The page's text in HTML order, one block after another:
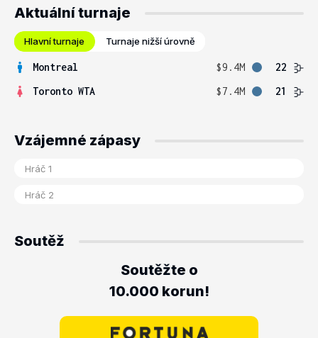
Aktuální turnaje
Hlavní turnaje Turnaje nižší úrovně
Montreal $9.4M
22
Toronto WTA
$7.4M 21
Vzájemné zápasy
Soutěž
Soutěžte o
10.000 korun!